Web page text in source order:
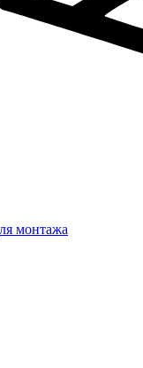
монтажа